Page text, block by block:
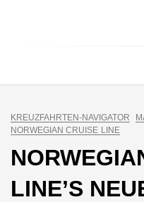
KREUZFAHRTEN-NAVIGATOR
NORWEGIAN CRUISE LINE
LINE’S